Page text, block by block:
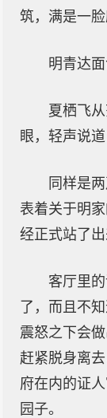
筑，满是一
明青达面
夏栖飞
眼，轻声说
同样是
表着关于明
经正式站了
客厅里
了，而且不
震怒之下会
赶紧脱身离
府在内的证
园子。